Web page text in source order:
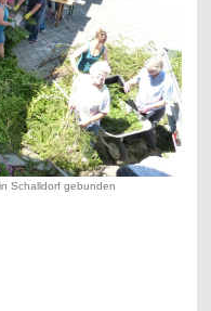
Schalldorf gebunden